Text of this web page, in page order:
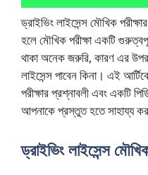
ড্রাইভিং লাইসেন্স মৌখিক
হলে মৌখিক পরীক্ষা একটি
থাকা অনেক জরুরি, কারণ এর
লাইসেন্স পাবেন কিনা। এই
পরীক্ষার প্রশ্নাবলী এবং একটি
আপনাকে প্রস্তুত হতে সাহায্য
ড্রাইভিং লাইসেন্স